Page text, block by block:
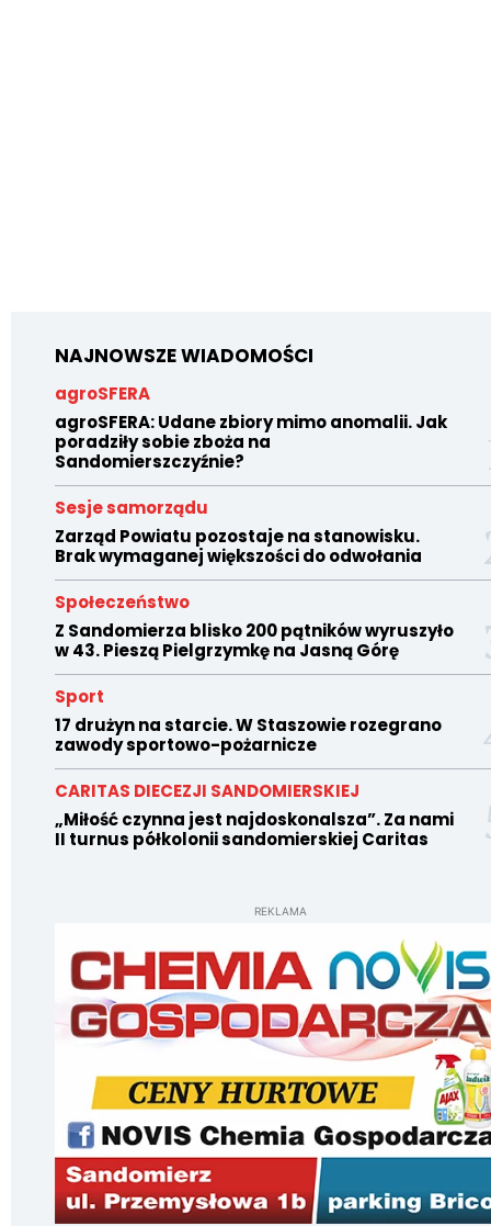
NAJNOWSZE WIADOMOŚCI
agroSFERA
agroSFERA: Udane zbiory mimo anomalii. Jak
poradziły sobie zboża na
Sandomierszczyźnie?
Sesje samorządu
Zarząd Powiatu pozostaje na stanowisku.
Brak wymaganej większości do odwołania
Społeczeństwo
Z Sandomierza blisko 200 pątników wyruszyło
w 43. Pieszą Pielgrzymkę na Jasną Górę
Sport
17 drużyn na starcie. W Staszowie rozegrano
zawody sportowo-pożarnicze
CARITAS DIECEZJI SANDOMIERSKIEJ
„Miłość czynna jest najdoskonalsza”. Za nami
II turnus półkolonii sandomierskiej Caritas
REKLAMA